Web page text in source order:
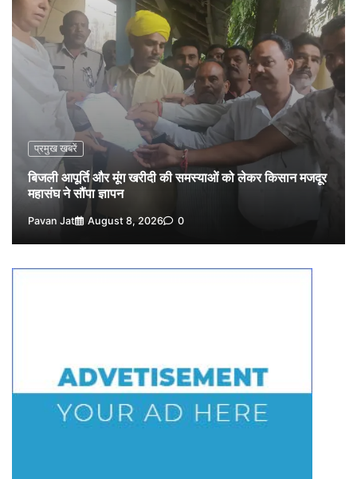
4
वेयरहाउस कॉरपोरेशन के जिला प्रबंधक पर केस दर्ज, फरार;
क्लर्क को मिली कमान, ‘चाबी के खेल’ पर फिर उठे सवाल
Pavan Jat August 5, 2026 0
नपा सहकारी समिति में 25 लाख से अधिक का गेहूं सड़ा, 5,700
क्विंटल खराब अनाज वेयरहाउस ने लौटाया
Pavan Jat August 5, 2026 0
प्रमुख खबरें
बिजली आपूर्ति और मूंग खरीदी की समस्याओं को लेकर किसान मजदूर
महासंघ ने सौंपा ज्ञापन
Pavan Jat August 8, 2026 0